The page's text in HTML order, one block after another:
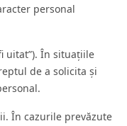
personal
uitat”). În situațiile
de a solicita și
În cazurile prevăzute